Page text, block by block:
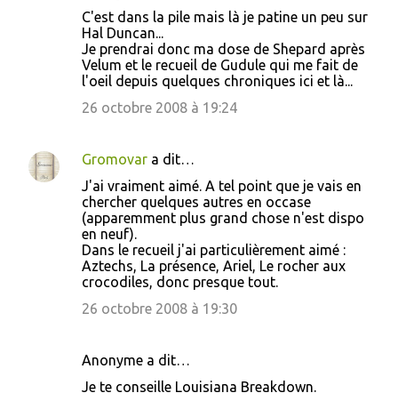
t
a
C'est dans la pile mais là je patine un peu sur
Hal Duncan...
Je prendrai donc ma dose de Shepard après
Velum et le recueil de Gudule qui me fait de
l'oeil depuis quelques chroniques ici et là...
26 octobre 2008 à 19:24
Gromovar a dit…
J'ai vraiment aimé. A tel point que je vais en
chercher quelques autres en occase
(apparemment plus grand chose n'est dispo
en neuf).
Dans le recueil j'ai particulièrement aimé :
Aztechs, La présence, Ariel, Le rocher aux
crocodiles, donc presque tout.
26 octobre 2008 à 19:30
Anonyme a dit…
Je te conseille Louisiana Breakdown.